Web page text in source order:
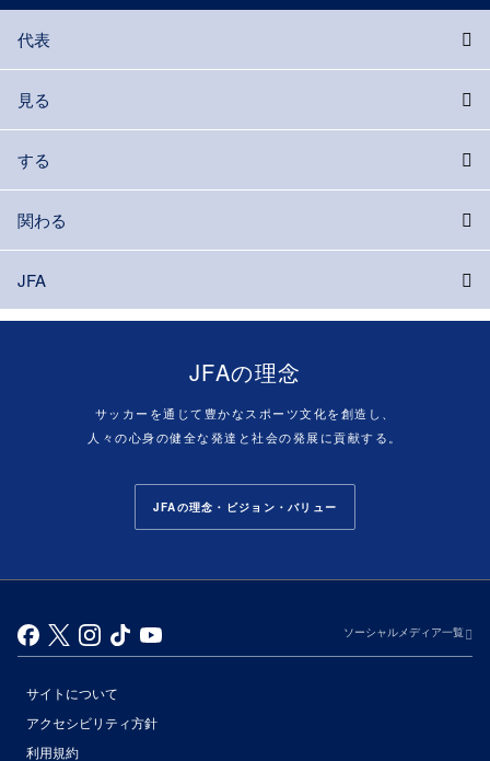
代表
見る
する
関わる
JFA
JFAの理念
サッカーを通じて豊かなスポーツ文化を創造し、
人々の心身の健全な発達と社会の発展に貢献する。
JFAの理念・ビジョン・バリュー
ソーシャルメディア一覧
サイトについて
アクセシビリティ方針
利用規約